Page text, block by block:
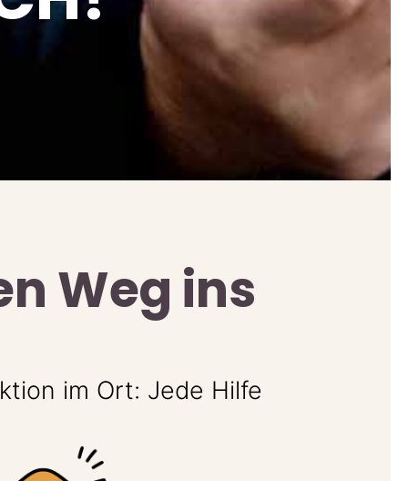
Weg ins
im Ort: Jede Hilfe